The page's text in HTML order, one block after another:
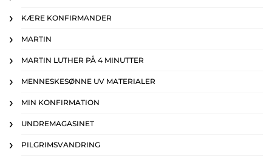
KÆRE KONFIRMANDER
MARTIN
MARTIN LUTHER PÅ 4 MINUTTER
MENNESKESØNNE UV MATERIALER
MIN KONFIRMATION
UNDREMAGASINET
PILGRIMSVANDRING